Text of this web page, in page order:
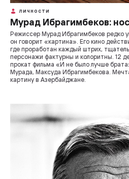
ЛИЧНОСТИ
Мурад Ибрагимбеков:
Режиссер Мурад Ибрагимбеков редко
он говорит «картина». Его кино
где проработан каждый штрих,
персонажи фактурны и колоритны. 12
прокат фильма «И не было лучше
Мурада, Максуда Ибрагимбекова.
картину в Азербайджане.